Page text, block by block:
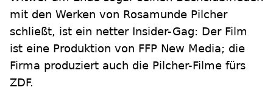
mit den Werken von Rosamunde Pilcher
schließt, ist ein netter Insider-Gag: Der Film
ist eine Produktion von FFP New Media; die
Firma produziert auch die Pilcher-Filme fürs
ZDF.